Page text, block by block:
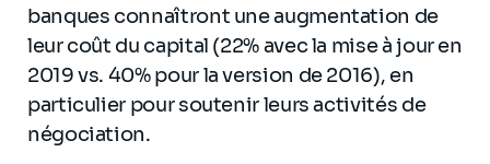
banques connaîtront une augmentation de
leur coût du capital (22% avec la mise à jour en
2019 vs. 40% pour la version de 2016), en
particulier pour soutenir leurs activités de
négociation.